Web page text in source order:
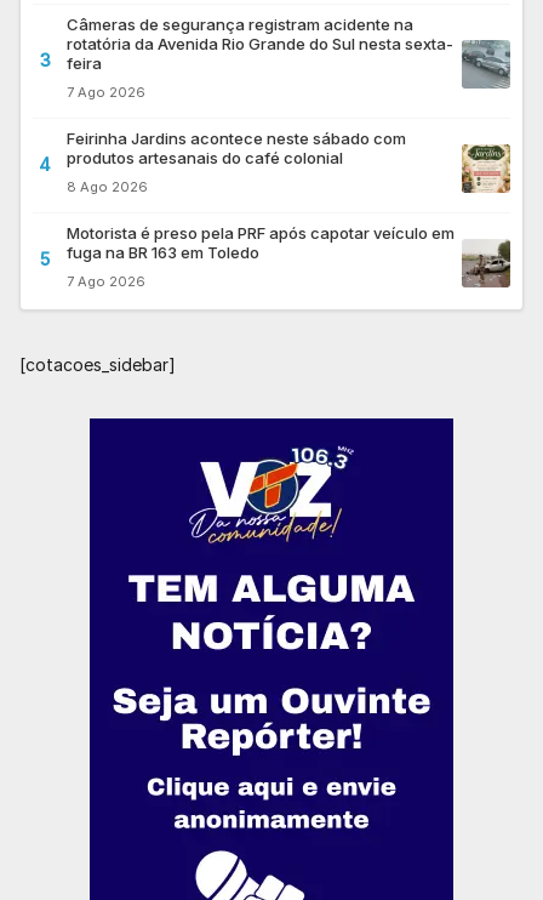
3
Câmeras de segurança registram acidente na
rotatória da Avenida Rio Grande do Sul nesta sexta-
feira
7 Ago 2026
4
Feirinha Jardins acontece neste sábado com
produtos artesanais do café colonial
8 Ago 2026
5
Motorista é preso pela PRF após capotar veículo em
fuga na BR 163 em Toledo
7 Ago 2026
[cotacoes_sidebar]